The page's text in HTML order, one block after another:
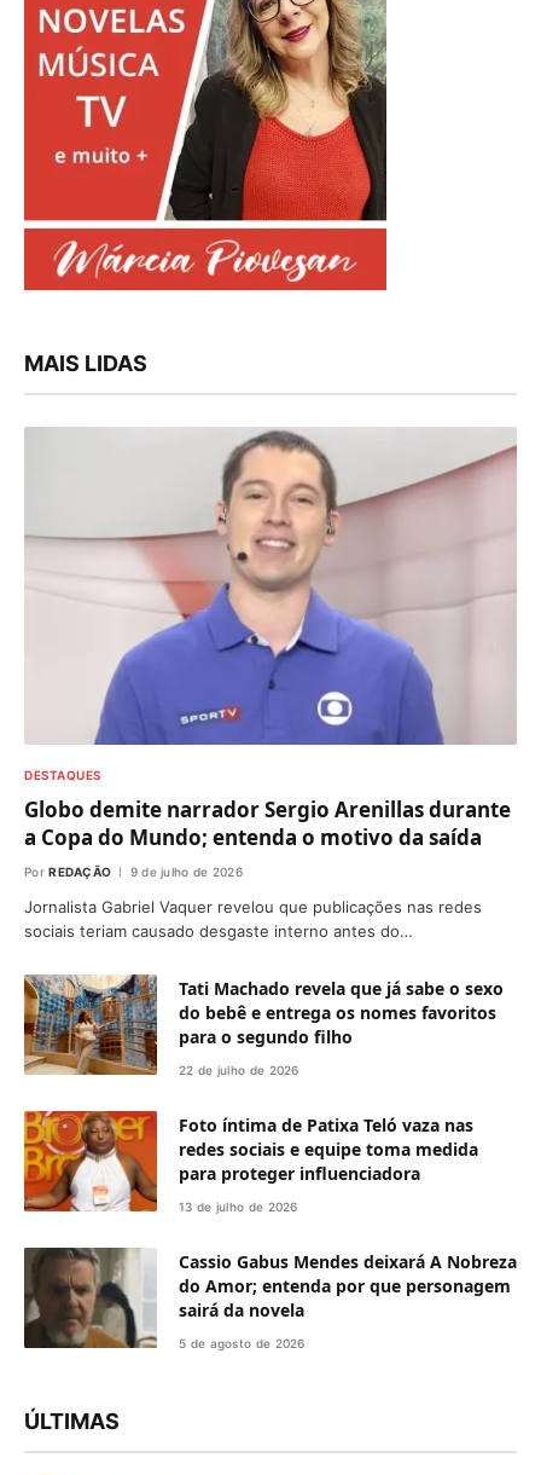
MAIS LIDAS
DESTAQUES
Globo demite narrador Sergio Arenillas durante
a Copa do Mundo; entenda o motivo da saída
Por REDAÇÃO 9 de julho de 2026
Jornalista Gabriel Vaquer revelou que publicações nas redes
sociais teriam causado desgaste interno antes do…
Tati Machado revela que já sabe o sexo
do bebê e entrega os nomes favoritos
para o segundo filho
22 de julho de 2026
Foto íntima de Patixa Teló vaza nas
redes sociais e equipe toma medida
para proteger influenciadora
13 de julho de 2026
Cassio Gabus Mendes deixará A Nobreza
do Amor; entenda por que personagem
sairá da novela
5 de agosto de 2026
ÚLTIMAS